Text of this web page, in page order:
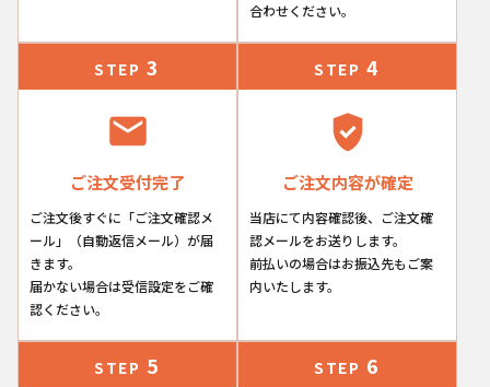
合わせください。
STEP 3
ご注文受付完了
ご注文後すぐに「ご注文確認メ
ール」（自動返信メール）が届
きます。
届かない場合は受信設定をご確
認ください。
STEP 4
ご注文内容が確定
当店にて内容確認後、ご注文確
認メールをお送りします。
前払いの場合はお振込先もご案
内いたします。
STEP 5 STEP 6